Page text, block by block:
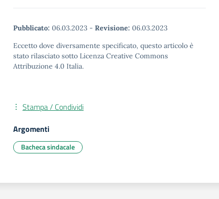
Pubblicato: 06.03.2023 - Revisione: 06.03.2023
Eccetto dove diversamente specificato, questo articolo è
stato rilasciato sotto Licenza Creative Commons
Attribuzione 4.0 Italia.
Stampa / Condividi
Argomenti
Bacheca sindacale